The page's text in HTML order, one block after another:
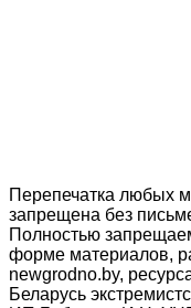
Перепечатка любых
запрещена без
Полностью
форме материалов,
newgrodno.by,
Беларусь